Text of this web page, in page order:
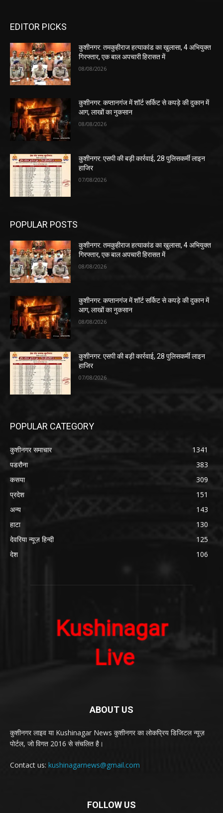
EDITOR PICKS
कुशीनगर: तमकुहीराज हत्याकांड का खुलासा, 4 अभियुक्त
गिरफ्तार, एक बाल अपचारी हिरासत में
08/08/2026
कुशीनगर: कप्तानगंज में शॉर्ट सर्किट से कपड़े की दुकान में
आग, लाखों का नुकसान
08/08/2026
कुशीनगर: एसपी की बड़ी कार्रवाई, 28 पुलिसकर्मी लाइन
हाजिर
07/08/2026
POPULAR POSTS
कुशीनगर: तमकुहीराज हत्याकांड का खुलासा, 4 अभियुक्त
गिरफ्तार, एक बाल अपचारी हिरासत में
08/08/2026
कुशीनगर: कप्तानगंज में शॉर्ट सर्किट से कपड़े की दुकान में
आग, लाखों का नुकसान
08/08/2026
कुशीनगर: एसपी की बड़ी कार्रवाई, 28 पुलिसकर्मी लाइन
हाजिर
07/08/2026
POPULAR CATEGORY
कुशीनगर समाचार
1341
पडरौना
383
कसया
309
प्रदेश
151
अन्य
143
हाटा
130
देवरिया न्यूज़ हिन्दी
125
देश
106
ABOUT US
कुशीनगर लाइव या Kushinagar News कुशीनगर का लोकप्रिय डिजिटल न्यूज़
पोर्टल, जो विगत 2016 से संचलित है।
Contact us: kushinagarnews@gmail.com
FOLLOW US